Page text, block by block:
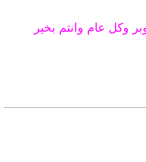
عام وانتم بخير